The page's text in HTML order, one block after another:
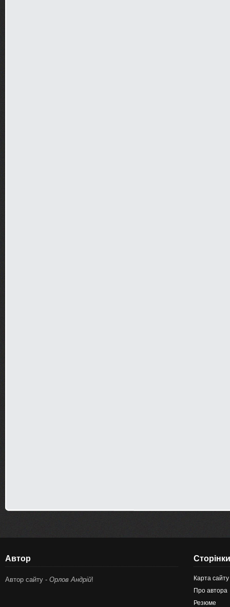
Автор
Автор сайту - Орлов Андрій!
Сторінки
Карта сайту
Про автора
Резюме